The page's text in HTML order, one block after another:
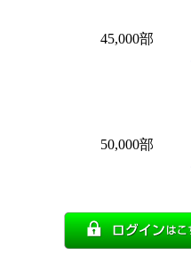
45,000部
50,000部